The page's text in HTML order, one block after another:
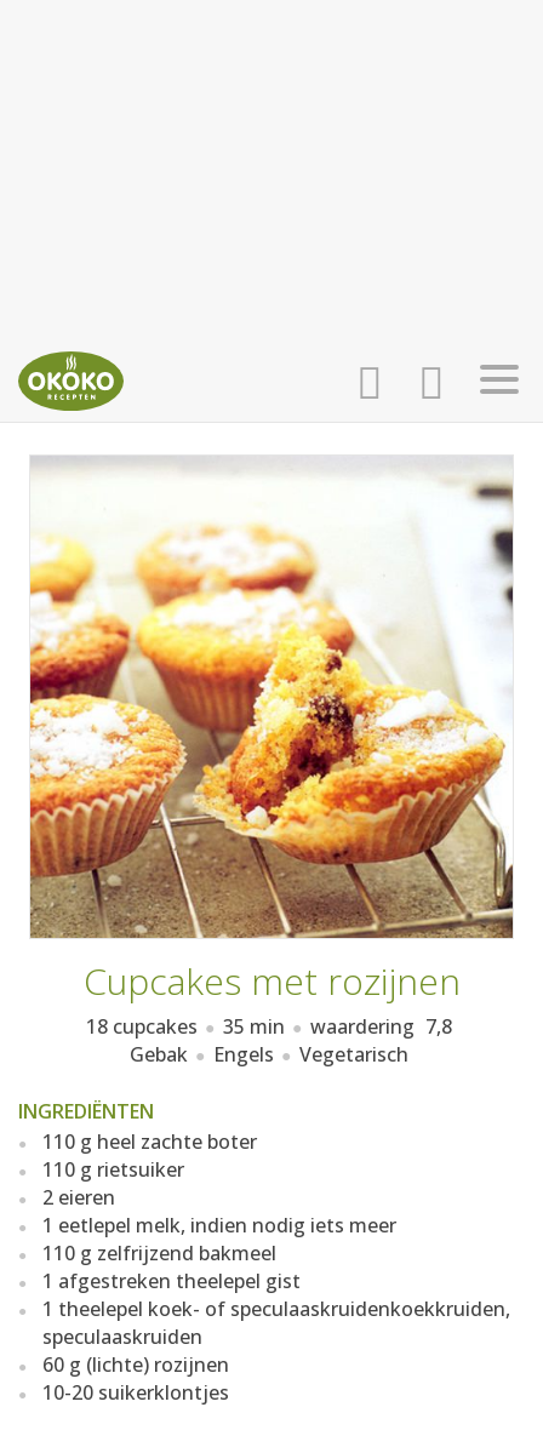
INLOGGEN
AANMELDEN
HOME
RECEPTEN
WEEKMENU'S
KOOKBOEKEN
Cupcakes met rozijnen
18 cupcakes 35 min waardering 7,8
Gebak
Engels Vegetarisch
INGREDIËNTEN
110 g heel zachte boter
110 g rietsuiker
2 eieren
1 eetlepel melk, indien nodig iets meer
110 g zelfrijzend bakmeel
1 afgestreken theelepel gist
1 theelepel koek- of speculaaskruidenkoekkruiden,
speculaaskruiden
60 g (lichte) rozijnen
10-20 suikerklontjes